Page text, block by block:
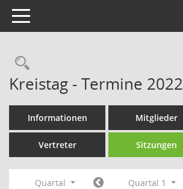
Toggle navigation
Rechercheauswahl
Kreistag - Termine 2022
Informationen Mitglieder
Vertreter Sitzungen
Quartal
Quartal 1